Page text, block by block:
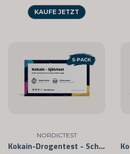
KAUFE JETZT
NORDICTEST
Kokain-Drogentest - Schnelltest für den privaten Gebrauch (5er-Pack)